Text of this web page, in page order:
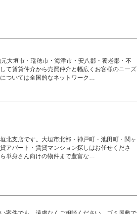
大垣市・瑞穂市・海津市・安八郡・養老郡・不
て賃貸仲介から売買仲介と幅広くお客様のニーズ
ついては全国的なネットワーク…
北支店です。大垣市北部・神戸町・池田町・関ヶ
アパート・賃貸マンション探しはお任せくださ
単身さん向けの物件まで豊富な…